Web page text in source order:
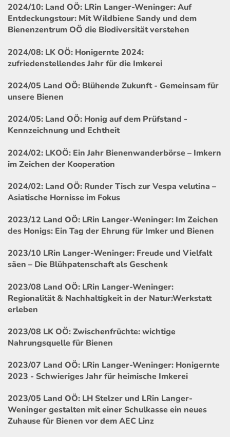
2024/10: Land OÖ: LRin Langer-Weninger: Auf
Entdeckungstour: Mit Wildbiene Sandy und dem
Bienenzentrum OÖ die Biodiversität verstehen
2024/08: LK OÖ: Honigernte 2024:
zufriedenstellendes Jahr für die Imkerei
2024/05 Land OÖ: Blühende Zukunft - Gemeinsam für
unsere Bienen
2024/05: Land OÖ: Honig auf dem Prüfstand -
Kennzeichnung und Echtheit
2024/02: LKOÖ: Ein Jahr Bienenwanderbörse – Imkern
im Zeichen der Kooperation
2024/02: Land OÖ: Runder Tisch zur Vespa velutina –
Asiatische Hornisse im Fokus
2023/12 Land OÖ: LRin Langer-Weninger: Im Zeichen
des Honigs: Ein Tag der Ehrung für Imker und Bienen
2023/10 LRin Langer-Weninger: Freude und Vielfalt
säen – Die Blühpatenschaft als Geschenk
2023/08 Land OÖ: LRin Langer-Weninger:
Regionalität & Nachhaltigkeit in der Natur:Werkstatt
erleben
2023/08 LK OÖ: Zwischenfrüchte: wichtige
Nahrungsquelle für Bienen
2023/07 Land OÖ: LRin Langer-Weninger: Honigernte
2023 - Schwieriges Jahr für heimische Imkerei
2023/05 Land OÖ: LH Stelzer und LRin Langer-
Weninger gestalten mit einer Schulkasse ein neues
Zuhause für Bienen vor dem AEC Linz